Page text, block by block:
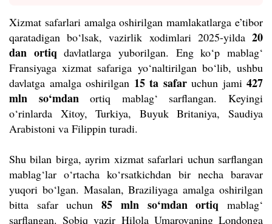
Xizmat safarlari amalga oshirilgan mamlakatlarga e’tibor
qaratadigan bo‘lsak, vazirlik xodimlari 2025-yilda 20
dan ortiq davlatlarga yuborilgan. Eng ko‘p mablag‘
Fransiyaga xizmat safariga yo‘naltirilgan bo‘lib, ushbu
davlatga amalga oshirilgan 15 ta safaruchun jami 427
mln so‘mdanortiq mablag‘ sarflangan. Keyingi
o‘rinlarda Xitoy, Turkiya, Buyuk Britaniya, Saudiya
Arabistoni va Filippin turadi.
Shu bilan birga, ayrim xizmat safarlari uchun sarflangan
mablag‘lar o‘rtacha ko‘rsatkichdan bir necha baravar
yuqori bo‘lgan. Masalan, Braziliyaga amalga oshirilgan
bitta safar uchun85 mln so‘mdan ortiq mablag‘
sarflangan. Sobiq vazir Hilola Umarovaning Londonga